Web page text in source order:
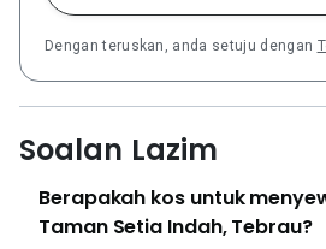
Dengan teruskan, anda setuju dengan
Soalan Lazim
Berapakah kos untuk
Taman Setia Indah, Tebrau?